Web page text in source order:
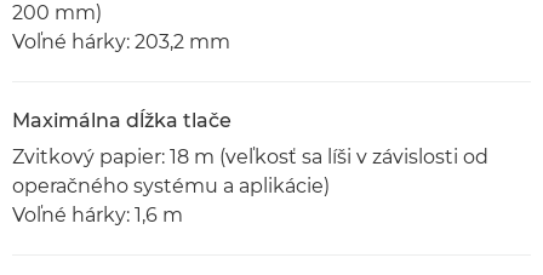
200 mm)
Voľné hárky: 203,2 mm
Maximálna dĺžka tlače
Zvitkový papier: 18 m (veľkosť sa líši v závislosti od
operačného systému a aplikácie)
Voľné hárky: 1,6 m